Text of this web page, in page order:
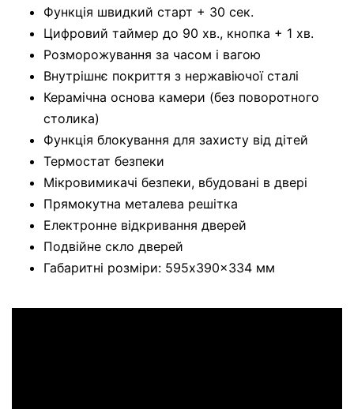
Функція швидкий старт + 30 сек.
Цифровий таймер до 90 хв., кнопка + 1 хв.
Розморожування за часом і вагою
Внутрішнє покриття з нержавіючої сталі
Керамічна основа камери (без поворотного
столика)
Функція блокування для захисту від дітей
Термостат безпеки
Мікровимикачі безпеки, вбудовані в двері
Прямокутна металева решітка
Електронне відкривання дверей
Подвійне скло дверей
Габаритні розміри: 595x390x334 мм